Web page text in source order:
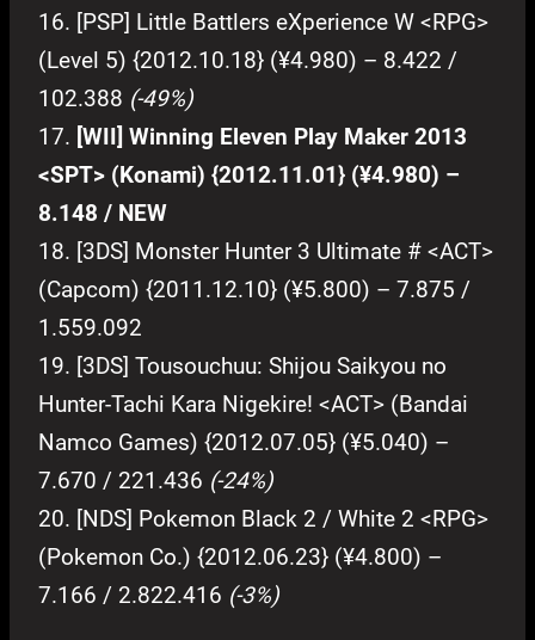
16. [PSP] Little Battlers eXperience W <RPG>
(Level 5) {2012.10.18} (¥4.980) – 8.422 /
102.388 (-49%)
17. [WII] Winning Eleven Play Maker 2013
<SPT> (Konami) {2012.11.01} (¥4.980) –
8.148 / NEW
18. [3DS] Monster Hunter 3 Ultimate # <ACT>
(Capcom) {2011.12.10} (¥5.800) – 7.875 /
1.559.092
19. [3DS] Tousouchuu: Shijou Saikyou no
Hunter-Tachi Kara Nigekire! <ACT> (Bandai
Namco Games) {2012.07.05} (¥5.040) –
7.670 / 221.436 (-24%)
20. [NDS] Pokemon Black 2 / White 2 <RPG>
(Pokemon Co.) {2012.06.23} (¥4.800) –
7.166 / 2.822.416 (-3%)